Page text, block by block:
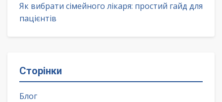
Як вибрати сімейного лікаря: простий гайд для
пацієнтів
Сторінки
Блог